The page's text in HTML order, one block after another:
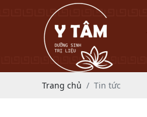
Trang chủ Tin tức